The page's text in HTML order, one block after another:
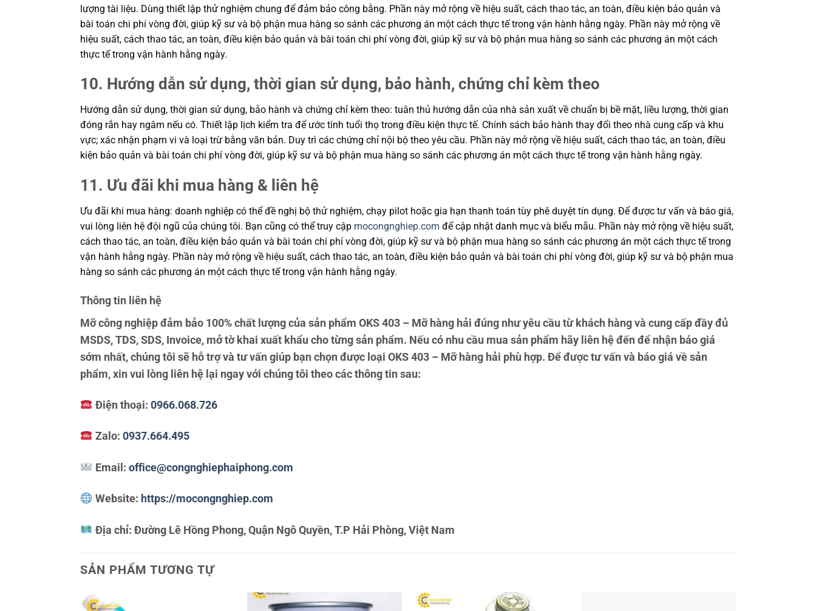
lượng tài liệu. Dùng thiết lập thử nghiệm chung để đảm bảo công bằng. Phần này mở rộng về hiệu suất, cách thao tác, an toàn, điều kiện bảo quản và
bài toán chi phí vòng đời, giúp kỹ sư và bộ phận mua hàng so sánh các phương án một cách thực tế trong vận hành hằng ngày. Phần này mở rộng về
hiệu suất, cách thao tác, an toàn, điều kiện bảo quản và bài toán chi phí vòng đời, giúp kỹ sư và bộ phận mua hàng so sánh các phương án một cách
thực tế trong vận hành hằng ngày.
10. Hướng dẫn sử dụng, thời gian sử dụng, bảo hành, chứng chỉ kèm theo
Hướng dẫn sử dụng, thời gian sử dụng, bảo hành và chứng chỉ kèm theo: tuân thủ hướng dẫn của nhà sản xuất về chuẩn bị bề mặt, liều lượng, thời gian
đóng rắn hay ngâm nếu có. Thiết lập lịch kiểm tra để ước tính tuổi thọ trong điều kiện thực tế. Chính sách bảo hành thay đổi theo nhà cung cấp và khu
vực; xác nhận phạm vi và loại trừ bằng văn bản. Duy trì các chứng chỉ nội bộ theo yêu cầu. Phần này mở rộng về hiệu suất, cách thao tác, an toàn, điều
kiện bảo quản và bài toán chi phí vòng đời, giúp kỹ sư và bộ phận mua hàng so sánh các phương án một cách thực tế trong vận hành hằng ngày.
11. Ưu đãi khi mua hàng & liên hệ
Ưu đãi khi mua hàng: doanh nghiệp có thể đề nghị bộ thử nghiệm, chạy pilot hoặc gia hạn thanh toán tùy phê duyệt tín dụng. Để được tư vấn và báo giá,
vui lòng liên hệ đội ngũ của chúng tôi. Bạn cũng có thể truy cập mocongnghiep.com để cập nhật danh mục và biểu mẫu. Phần này mở rộng về hiệu suất,
cách thao tác, an toàn, điều kiện bảo quản và bài toán chi phí vòng đời, giúp kỹ sư và bộ phận mua hàng so sánh các phương án một cách thực tế trong
vận hành hằng ngày. Phần này mở rộng về hiệu suất, cách thao tác, an toàn, điều kiện bảo quản và bài toán chi phí vòng đời, giúp kỹ sư và bộ phận mua
hàng so sánh các phương án một cách thực tế trong vận hành hằng ngày.
Thông tin liên hệ
Mỡ công nghiệp đảm bảo 100% chất lượng của sản phẩm OKS 403 – Mỡ hàng hải đúng như yêu cầu từ khách hàng và cung cấp đầy đủ
MSDS, TDS, SDS, Invoice, mở tờ khai xuất khẩu cho từng sản phẩm. Nếu có nhu cầu mua sản phẩm hãy liên hệ đến để nhận báo giá
sớm nhất, chúng tôi sẽ hỗ trợ và tư vấn giúp bạn chọn được loại OKS 403 – Mỡ hàng hải phù hợp. Để được tư vấn và báo giá về sản
phẩm, xin vui lòng liên hệ lại ngay với chúng tôi theo các thông tin sau:
Điện thoại: 0966.068.726
Zalo: 0937.664.495
Email: office@congnghiephaiphong.com
Website: https://mocongnghiep.com
Địa chỉ: Đường Lê Hồng Phong, Quận Ngô Quyền, T.P Hải Phòng, Việt Nam
SẢN PHẨM TƯƠNG TỰ